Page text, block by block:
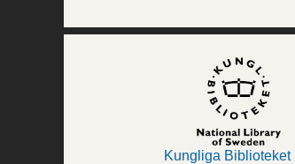
Kungliga Biblioteket